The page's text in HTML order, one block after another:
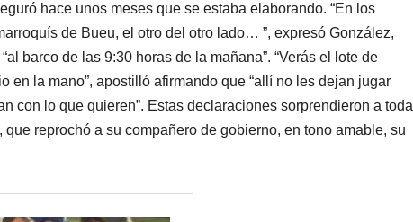
hace unos meses que se estaba elaborando. “En los
de Bueu, el otro del otro lado… ”, expresó González,
barco de las 9:30 horas de la mañana”. “Verás el lote de
la mano”, apostilló afirmando que “allí no les dejan jugar
con lo que quieren”. Estas declaraciones sorprendieron a toda
reprochó a su compañero de gobierno, en tono amable, su